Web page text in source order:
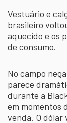
Vestuário e
brasileiro
aquecido e os
de consumo.
No campo
parece
durante a
em momentos
venda. O dólar